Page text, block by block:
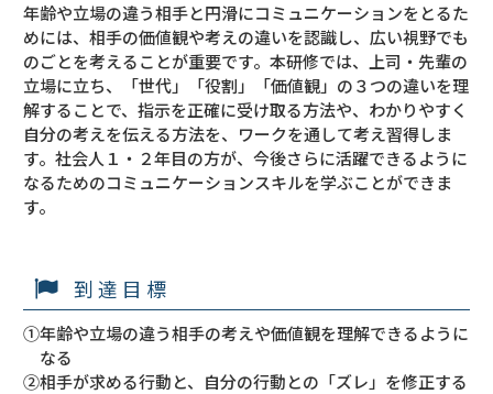
年齢や立場の違う相手と円滑にコミュニケーションをとるた
めには、相手の価値観や考えの違いを認識し、広い視野でも
のごとを考えることが重要です。本研修では、上司・先輩の
立場に立ち、「世代」「役割」「価値観」の３つの違いを理
解することで、指示を正確に受け取る方法や、わかりやすく
自分の考えを伝える方法を、ワークを通して考え習得しま
す。社会人１・２年目の方が、今後さらに活躍できるように
なるためのコミュニケーションスキルを学ぶことができま
す。
到達目標
①年齢や立場の違う相手の考えや価値観を理解できるように
なる
②相手が求める行動と、自分の行動との「ズレ」を修正する